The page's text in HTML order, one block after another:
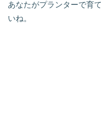
あなたがプランターで育
いね。